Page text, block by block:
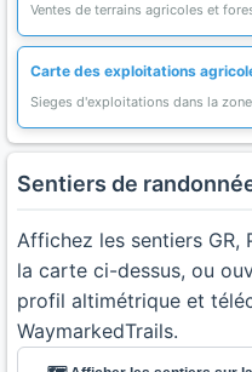
Ventes de terrains agricoles et
Carte des exploitations
Sieges d'exploitations dans la zone
Sentiers de
Affichez les sentiers GR,
la carte ci-dessus, ou
profil altimétrique et
WaymarkedTrails.